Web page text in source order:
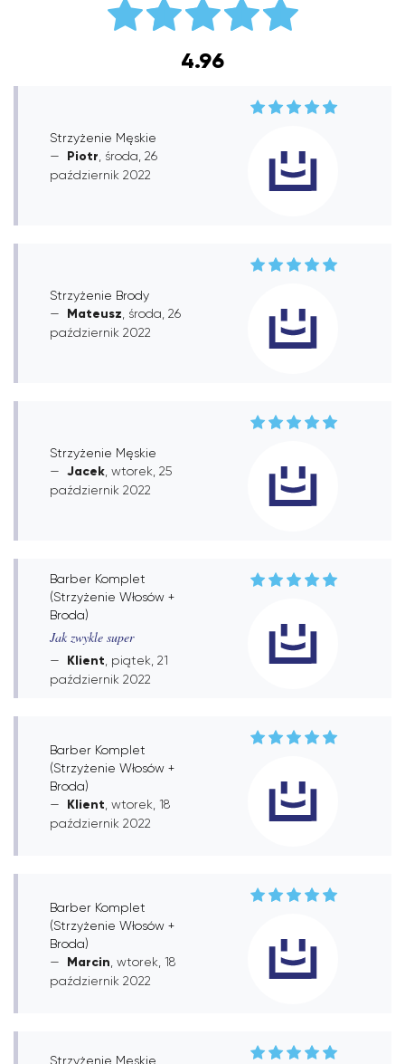
4.96
Strzyżenie Męskie
Piotr , środa, 26
październik 2022
Strzyżenie Brody
Mateusz , środa, 26
październik 2022
Strzyżenie Męskie
Jacek , wtorek, 25
październik 2022
Barber Komplet
(Strzyżenie Włosów +
Broda)
Jak zwykle super
Klient , piątek, 21
październik 2022
Barber Komplet
(Strzyżenie Włosów +
Broda)
Klient , wtorek, 18
październik 2022
Barber Komplet
(Strzyżenie Włosów +
Broda)
Marcin , wtorek, 18
październik 2022
Strzyżenie Męskie